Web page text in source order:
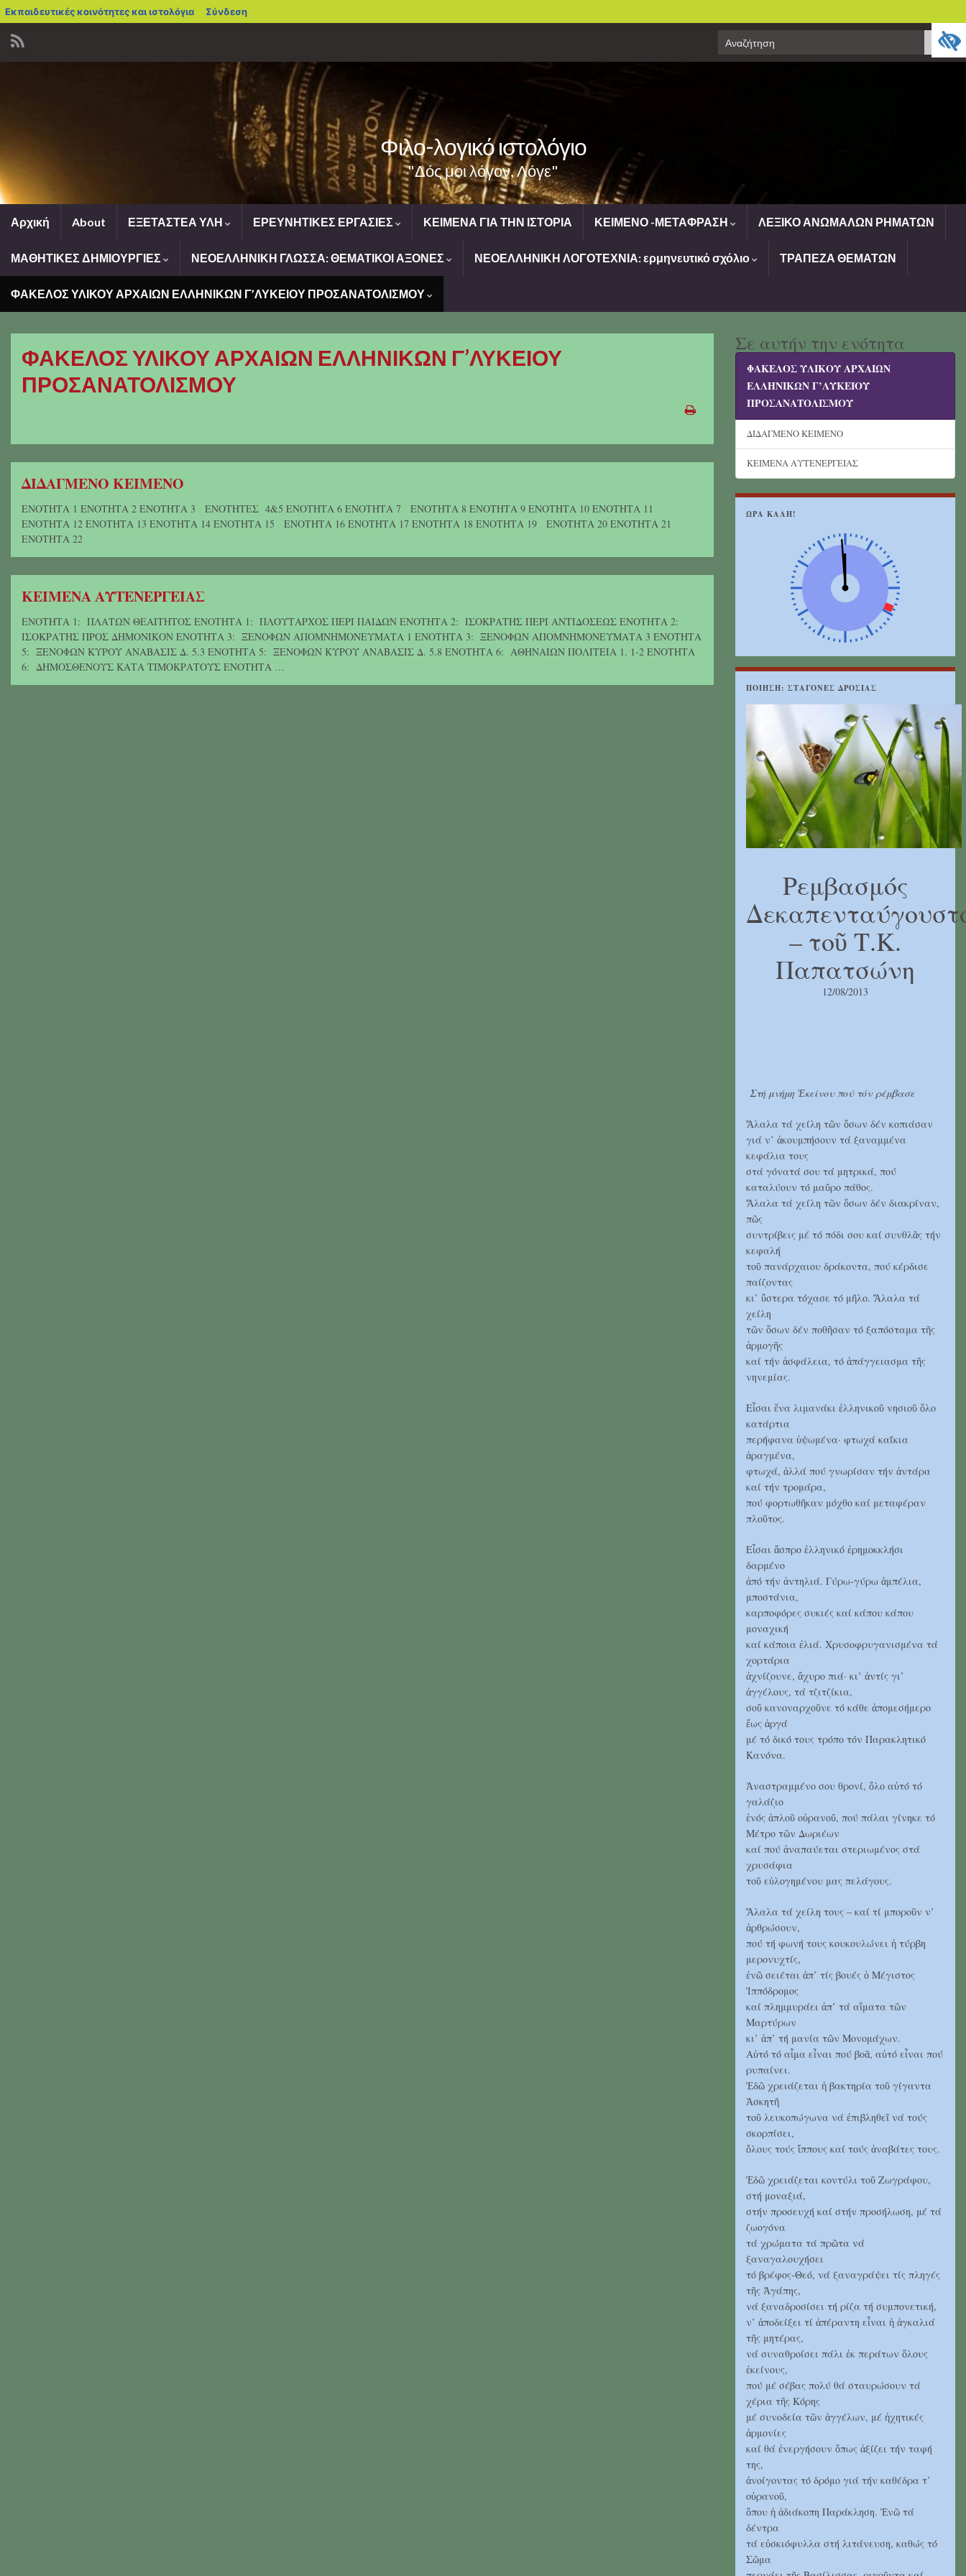
Εκπαιδευτικές κοινότητες και ιστολόγια blogs.sch.gr
Σύνδεση
Search
Φιλο-λογικό ιστολόγιο
"Δός μοι λόγον, Λόγε"
Αρχική About ΕΞΕΤΑΣΤΕΑ ΥΛΗ ΕΡΕΥΝΗΤΙΚΕΣ ΕΡΓΑΣΙΕΣ ΚΕΙΜΕΝΑ ΓΙΑ ΤΗΝ ΙΣΤΟΡΙΑ ΚΕΙΜΕΝΟ -ΜΕΤΑΦΡΑΣΗ ΛΕΞΙΚΟ ΑΝΩΜΑΛΩΝ ΡΗΜΑΤΩΝ
ΜΑΘΗΤΙΚΕΣ ΔΗΜΙΟΥΡΓΙΕΣ ΝΕΟΕΛΛΗΝΙΚΗ ΓΛΩΣΣΑ: ΘΕΜΑΤΙΚΟΙ ΑΞΟΝΕΣ ΝΕΟΕΛΛΗΝΙΚΗ ΛΟΓΟΤΕΧΝΙΑ: ερμηνευτικό σχόλιο ΤΡΑΠΕΖΑ ΘΕΜΑΤΩΝ
ΦΑΚΕΛΟΣ ΥΛΙΚΟΥ ΑΡΧΑΙΩΝ ΕΛΛΗΝΙΚΩΝ Γ’ΛΥΚΕΙΟΥ ΠΡΟΣΑΝΑΤΟΛΙΣΜΟΥ
ΦΑΚΕΛΟΣ ΥΛΙΚΟΥ ΑΡΧΑΙΩΝ ΕΛΛΗΝΙΚΩΝ Γ’ΛΥΚΕΙΟΥ
ΠΡΟΣΑΝΑΤΟΛΙΣΜΟΥ
ΔΙΔΑΓΜΕΝΟ ΚΕΙΜΕΝΟ
ΕΝΟΤΗΤΑ 1 ΕΝΟΤΗΤΑ 2 ΕΝΟΤΗΤΑ 3 ΕΝΟΤΗΤΕΣ 4&5 ΕΝΟΤΗΤΑ 6 ΕΝΟΤΗΤΑ 7 ΕΝΟΤΗΤΑ 8 ΕΝΟΤΗΤΑ 9 ΕΝΟΤΗΤΑ 10 ΕΝΟΤΗΤΑ 11
ΕΝΟΤΗΤΑ 12 ΕΝΟΤΗΤΑ 13 ΕΝΟΤΗΤΑ 14 ΕΝΟΤΗΤΑ 15 ΕΝΟΤΗΤΑ 16 ΕΝΟΤΗΤΑ 17 ΕΝΟΤΗΤΑ 18 ΕΝΟΤΗΤΑ 19 ΕΝΟΤΗΤΑ 20 ΕΝΟΤΗΤΑ 21
ΕΝΟΤΗΤΑ 22
ΚΕΙΜΕΝΑ ΑΥΤΕΝΕΡΓΕΙΑΣ
ΕΝΟΤΗΤΑ 1: ΠΛΑΤΩΝ ΘΕΑΙΤΗΤΟΣ ΕΝΟΤΗΤΑ 1: ΠΛΟΥΤΑΡΧΟΣ ΠΕΡΙ ΠΑΙΔΩΝ ΕΝΟΤΗΤΑ 2: ΙΣΟΚΡΑΤΗΣ ΠΕΡΙ ΑΝΤΙΔΟΣΕΩΣ ΕΝΟΤΗΤΑ 2:
ΙΣΟΚΡΑΤΗΣ ΠΡΟΣ ΔΗΜΟΝΙΚΟΝ ΕΝΟΤΗΤΑ 3: ΞΕΝΟΦΩΝ ΑΠΟΜΝΗΜΟΝΕΥΜΑΤΑ 1 ΕΝΟΤΗΤΑ 3: ΞΕΝΟΦΩΝ ΑΠΟΜΝΗΜΟΝΕΥΜΑΤΑ 3 ΕΝΟΤΗΤΑ
5: ΞΕΝΟΦΩΝ ΚΥΡΟΥ ΑΝΑΒΑΣΙΣ Δ. 5.3 ΕΝΟΤΗΤΑ 5: ΞΕΝΟΦΩΝ ΚΥΡΟΥ ΑΝΑΒΑΣΙΣ Δ. 5.8 ΕΝΟΤΗΤΑ 6: ΑΘΗΝΑΙΩΝ ΠΟΛΙΤΕΙΑ 1. 1-2 ΕΝΟΤΗΤΑ
6: ΔΗΜΟΣΘΕΝΟΥΣ ΚΑΤΑ ΤΙΜΟΚΡΑΤΟΥΣ ΕΝΟΤΗΤΑ …
Σε αυτήν την ενότητα
ΦΑΚΕΛΟΣ ΥΛΙΚΟΥ ΑΡΧΑΙΩΝ
ΕΛΛΗΝΙΚΩΝ Γ’ΛΥΚΕΙΟΥ
ΠΡΟΣΑΝΑΤΟΛΙΣΜΟΥ
ΔΙΔΑΓΜΕΝΟ ΚΕΙΜΕΝΟ
ΚΕΙΜΕΝΑ ΑΥΤΕΝΕΡΓΕΙΑΣ
ΩΡΑ ΚΑΛΗ!
ΠΟΊΗΣΗ: ΣΤΑΓΌΝΕΣ ΔΡΟΣΙΆΣ
Ρεμβασμός
– τοῦ Τ.Κ.
Παπατσώνη
12/08/2013
Στή μνήμη Ἐκείνου πού τόν ρέμβασε
Ἄλαλα τά χείλη τῶν ὅσων δέν κοπιάσαν
γιά ν’ ἀκουμπήσουν τά ξαναμμένα
κεφάλια τους
στά γόνατά σου τά μητρικά, πού
καταλύουν τό μαῦρο πάθος.
Ἄλαλα τά χείλη τῶν ὅσων δέν διακρίναν,
πῶς
συντρίβεις μέ τό πόδι σου καί συνθλᾶς τήν
κεφαλή
τοῦ πανάρχαιου δράκοντα, πού κέρδισε
παίζοντας
κι’ ὕστερα τόχασε τό μῆλο. Ἄλαλα τά
χείλη
τῶν ὅσων δέν ποθῆσαν τό ξαπόσταμα τῆς
ἁρμογῆς
καί τήν ἀσφάλεια, τό ἀπάγγειασμα τῆς
νηνεμίας.
Εἶσαι ἕνα λιμανάκι ἑλληνικοῦ νησιοῦ ὅλο
κατάρτια
περήφανα ὑψωμένα· φτωχά καΐκια
ἀραγμένα,
φτωχά, ἀλλά πού γνωρίσαν τήν ἀντάρα
καί τήν τρομάρα,
πού φορτωθῆκαν μόχθο καί μεταφέραν
πλοῦτος.
Εἶσαι ἄσπρο ἑλληνικό ἐρημοκκλήσι
δαρμένο
ἀπό τήν ἀντηλιά. Γύρω-γύρω ἀμπέλια,
μποστάνια,
καρποφόρες συκιές καί κάπου κάπου
μοναχική
καί κάποια ἐλιά. Χρυσοφρυγανισμένα τά
χορτάρια
ἀχνίζουνε, ἄχυρο πιά· κι’ ἀντίς γι’
ἀγγέλους, τά τζιτζίκια,
σοῦ κανοναρχοῦνε τό κάθε ἀπομεσήμερο
ἕως ἀργά
μέ τό δικό τους τρόπο τόν Παρακλητικό
Κανόνα.
Ἀναστραμμένο σου θρονί, ὅλο αὐτό τό
γαλάζιο
ἑνός ἁπλοῦ οὐρανοῦ, πού πάλαι γίνηκε τό
Μέτρο τῶν Δωριέων
καί πού ἀναπαύεται στεριωμένος στά
χρυσάφια
τοῦ εὐλογημένου μας πελάγους.
Ἄλαλα τά χείλη τους ‒ καί τί μποροῦν ν’
ἀρθρώσουν,
πού τή φωνή τους κουκουλώνει ἡ τύρβη
μερονυχτίς,
ἐνῶ σειέται ἀπ’ τίς βουές ὁ Μέγιστος
Ἱππόδρομος
καί πλημμυράει ἀπ’ τά αἵματα τῶν
Μαρτύρων
κι’ ἀπ’ τή μανία τῶν Μονομάχων.
Αὐτό τό αἷμα εἶναι πού βοᾶ, αὐτό εἶναι πού
ρυπαίνει.
Ἐδῶ χρειάζεται ἡ βακτηρία τοῦ γίγαντα
Ἀσκητῆ
τοῦ λευκοπώγωνα νά ἐπιβληθεῖ νά τούς
σκορπίσει,
ὅλους τούς ἵππους καί τούς ἀναβάτες τους.
Ἐδῶ χρειάζεται κοντύλι τοῦ Ζωγράφου,
στή μοναξιά,
στήν προσευχή καί στήν προσήλωση, μέ τά
ζωογόνα
τά χρώματα τά πρῶτα νά
ξαναγαλουχήσει
τό βρέφος-Θεό, νά ξαναγράψει τίς πληγές
τῆς Ἀγάπης,
νά ξαναδροσίσει τή ρίζα τή συμπονετική,
ν’ ἀποδείξει τί ἀπέραντη εἶναι ἡ ἀγκαλιά
τῆς μητέρας,
νά συναθροίσει πάλι ἐκ περάτων ὅλους
ἐκείνους,
πού μέ σέβας πολύ θά σταυρώσουν τά
χέρια τῆς Κόρης
μέ συνοδεία τῶν ἀγγέλων, μέ ἠχητικές
ἁρμονίες
καί θά ἐνεργήσουν ὅπως ἀξίζει τήν ταφή
της,
ἀνοίγοντας τό δρόμο γιά τήν καθέδρα τ’
οὐρανοῦ,
ὅπου ἡ ἀδιάκοπη Παράκληση. Ἐνῶ τά
δέντρα
τά εὐσκιόφυλλα στή λιτάνευση, καθώς τό
Σῶμα